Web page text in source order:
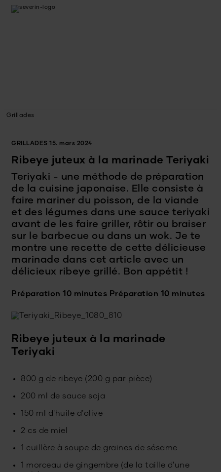
Grillades
GRILLADES 15. mars 2024
Ribeye juteux à la marinade Teriyaki
Teriyaki - une méthode de préparation
de la cuisine japonaise. Elle consiste à
faire mariner du poisson, de la viande
et des légumes dans une sauce teriyaki
avant de les faire griller, rôtir ou braiser
sur le barbecue ou dans un wok. Je te
montre une recette de cette délicieuse
marinade dans cet article avec un
délicieux ribeye grillé. Bon appétit !
Préparation 10 minutes Préparation 10 minutes
Ribeye juteux à la marinade
Teriyaki
800 g de ribeye (200 g par pièce)
200 ml de sauce soja
150 ml d'huile d'olive
2 cs de miel
1 cuillère à soupe de graines de sésame
1 morceau de gingembre (de la taille d'une